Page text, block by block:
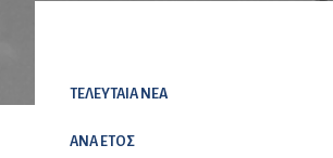
ΤΕΛΕΥΤΑΙΑ NEA
ΑΝΑ ΕΤΟΣ